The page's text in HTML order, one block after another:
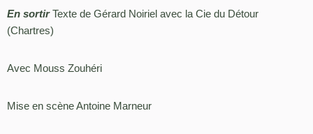
En sortirTexte de Gérard Noiriel avec la Cie du Détour
(Chartres)
Avec Mouss Zouhéri
Mise en scène Antoine Marneur